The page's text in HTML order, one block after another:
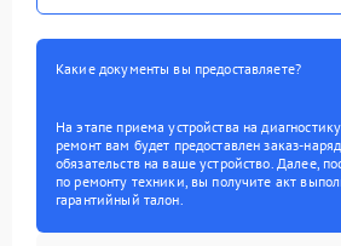
Какие документы вы предоставляете?
На этапе приема устройства на
ремонт вам будет предоставлен заказ-
обязательств на ваше устройство. Далее,
по ремонту техники, вы получите акт
гарантийный талон.